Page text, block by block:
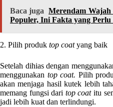
Baca juga
Merendam Wajah
Populer, Ini Fakta yang
2. Pilih produk top coatyang baik
Setelah dihias dengan
menggunakan top coat. Pilih
akan menjaga hasil kutek lebih
memang fungsi dari top coat itu
jadi lebih kuat dan terlindungi.